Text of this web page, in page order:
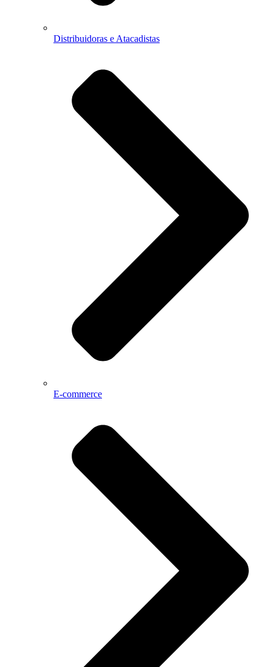
Distribuidoras e Atacadistas
E-commerce